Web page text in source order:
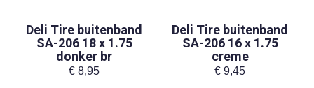
Deli Tire buitenband
SA-206 18 x 1.75
donker br
€ 8,95
Deli Tire buitenband
SA-206 16 x 1.75
creme
€ 9,45